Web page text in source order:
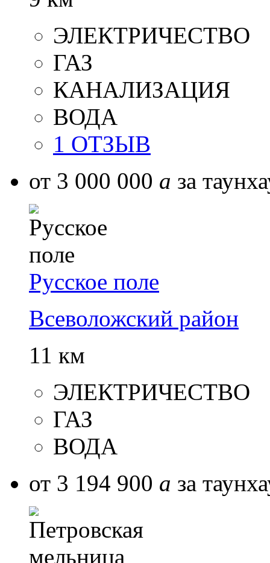
ЭЛЕКТРИЧЕСТВО
ГАЗ
КАНАЛИЗАЦИЯ
ВОДА
1 ОТЗЫВ
от 3 000 000 a за
Русское поле
Всеволожский район
11 км
ЭЛЕКТРИЧЕСТВО
ГАЗ
ВОДА
от 3 194 900 a за